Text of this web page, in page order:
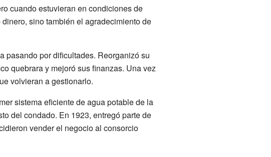
cuando estuvieran en condiciones de
sino también el agradecimiento de
pasando por dificultades. Reorganizó su
quebrara y mejoró sus finanzas. Una vez
volvieran a gestionarlo.
sistema eficiente de agua potable de la
del condado. En 1923, entregó parte de
vender el negocio al consorcio